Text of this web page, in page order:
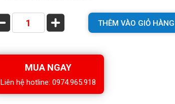
THÊM VÀO GIỎ HÀNG
MUA NGAY
Liên hệ hotline: 0974.965.918